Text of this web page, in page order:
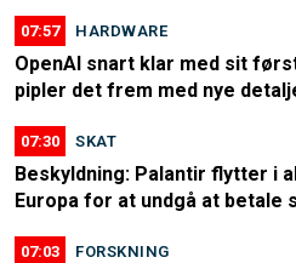
07:57 HARDWARE
OpenAI snart klar med sit
pipler det frem med nye
07:30 SKAT
Beskyldning: Palantir flytter i
Europa for at undgå at betale
07:03 FORSKNING